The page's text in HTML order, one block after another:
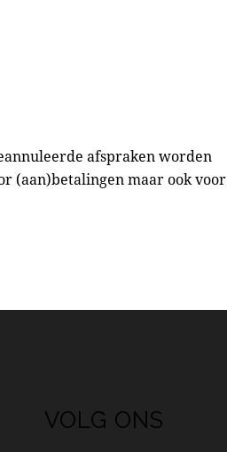
afspraken worden
(aan)betalingen maar ook voor
VOLG ONS